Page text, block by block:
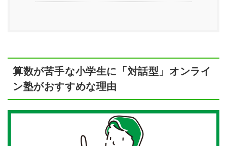
算数が苦手な小学生に「対話型」オンライ
ン塾がおすすめな理由